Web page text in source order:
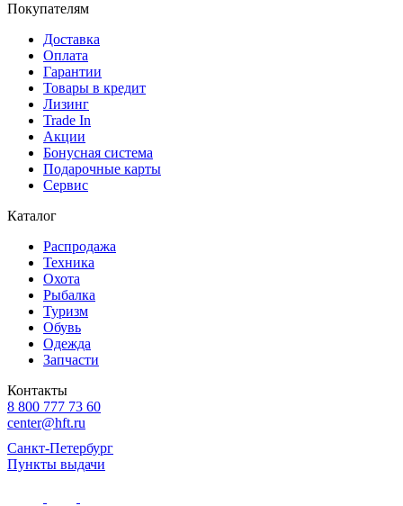
Покупателям
Доставка
Оплата
Гарантии
Товары в кредит
Лизинг
Trade In
Акции
Бонусная система
Подарочные карты
Сервис
Каталог
Распродажа
Техника
Охота
Рыбалка
Туризм
Обувь
Одежда
Запчасти
Контакты
8 800 777 73 60
center@hft.ru
Санкт-Петербург
Пункты выдачи